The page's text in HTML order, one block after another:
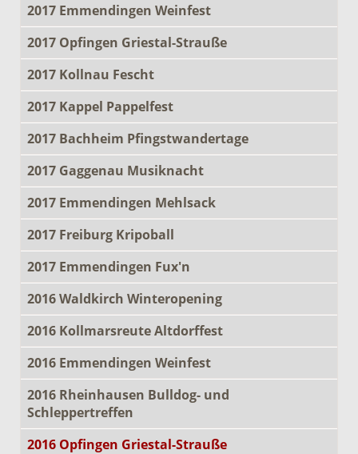
2017 Emmendingen Weinfest
2017 Opfingen Griestal-Strauße
2017 Kollnau Fescht
2017 Kappel Pappelfest
2017 Bachheim Pfingstwandertage
2017 Gaggenau Musiknacht
2017 Emmendingen Mehlsack
2017 Freiburg Kripoball
2017 Emmendingen Fux'n
2016 Waldkirch Winteropening
2016 Kollmarsreute Altdorffest
2016 Emmendingen Weinfest
2016 Rheinhausen Bulldog- und
Schleppertreffen
2016 Opfingen Griestal-Strauße